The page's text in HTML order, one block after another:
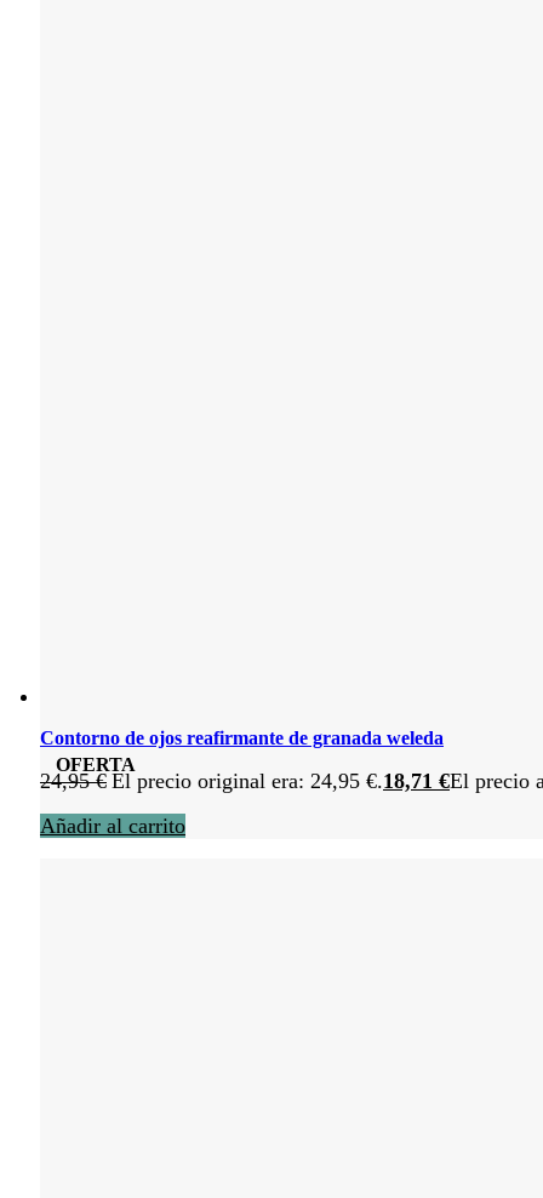
OFERTA
Contorno de ojos reafirmante de granada weleda
24,95€ El precio original era: 24,95 €.18,71 €El precio
Añadir al carrito